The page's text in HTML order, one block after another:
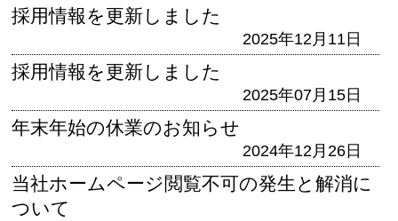
採用情報を更新しました
2025年12月11日
採用情報を更新しました
2025年07月15日
年末年始の休業のお知らせ
2024年12月26日
当社ホームページ閲覧不可の発生と解消に
ついて